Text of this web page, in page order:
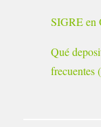
SIGRE en
Qué
frecuentes